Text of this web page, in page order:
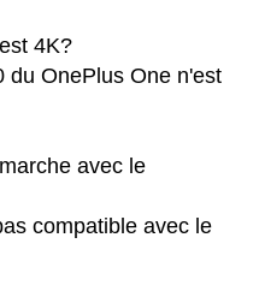
4K?
du OnePlus One n'est
avec le
compatible avec le